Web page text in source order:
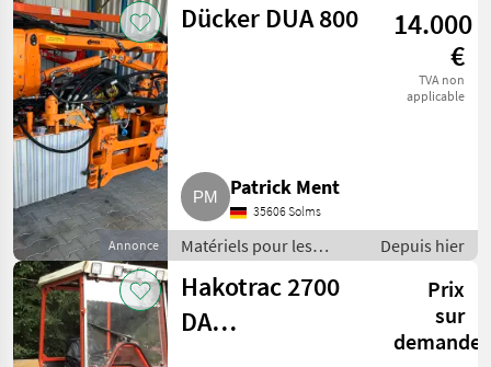
Annonce
Dücker DUA 800
14.000
€
TVA non
applicable
Patrick Ment
35606 Solms
Matériels pour les
services publics /
Épareuses
Depuis hier
Hakotrac 2700
DA
Prix
sur
demande